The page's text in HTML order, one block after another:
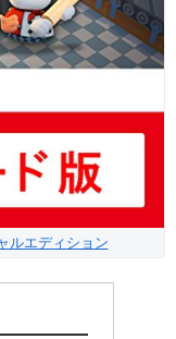
ルエディション